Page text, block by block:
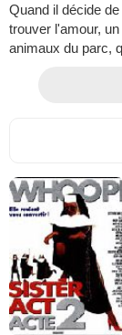
Quand il décide
trouver l'amour,
animaux du parc,